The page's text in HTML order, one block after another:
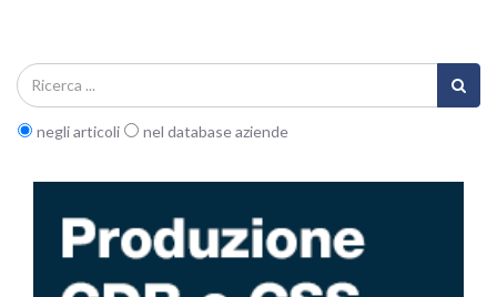
negli articoli nel database aziende